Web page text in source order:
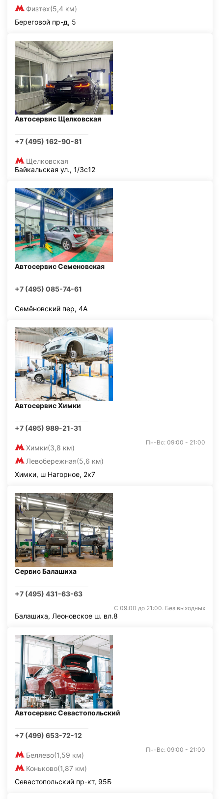
Физтех(5,4 км)
Береговой пр-д, 5
Автосервис Щелковская
+7 (495) 162-90-81
Щелковская
Байкальская ул., 1/3с12
Автосервис Семеновская
+7 (495) 085-74-61
Семёновский пер, 4А
Автосервис Химки
+7 (495) 989-21-31
Химки(3,8 км)
Левобережная(5,6 км)
Пн-Вс: 09:00 - 21:00
Химки, ш Нагорное, 2к7
Сервис Балашиха
+7 (495) 431-63-63
С 09:00 до 21:00. Без выходных
Балашиха, Леоновское ш. вл.8
Автосервис Севастопольский
+7 (499) 653-72-12
Беляево(1,59 км)
Коньково(1,87 км)
Пн-Вс: 09:00 - 21:00
Севастопольский пр-кт, 95Б